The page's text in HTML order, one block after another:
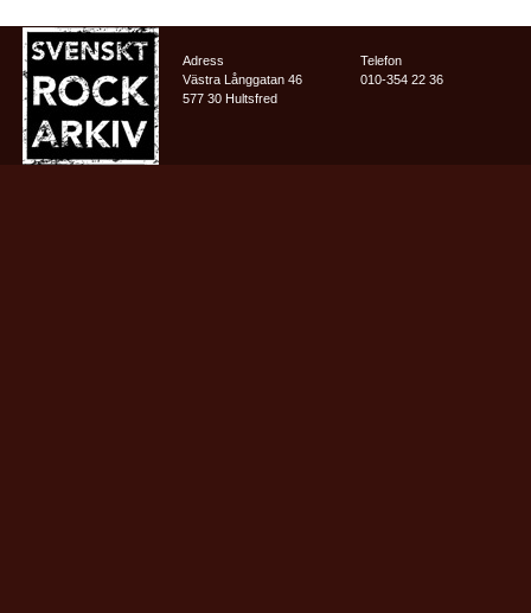
Adress
Västra Långgatan 46
577 30 Hultsfred
Telefon
010-354 22 36